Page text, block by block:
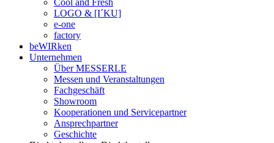
Cool and Fresh
LOGO & [I´KU]
e-one
factory
beWIRken
Unternehmen
Über MESSERLE
Messen und Veranstaltungen
Fachgeschäft
Showroom
Kooperationen und Servicepartner
Ansprechpartner
Geschichte